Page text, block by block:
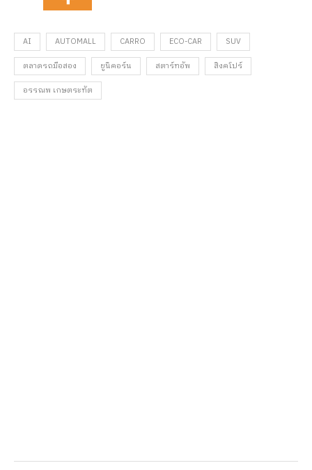
AI AUTOMALL CARRO ECO-CAR
SUV
ตลาดรถมือสอง
ยูนิคอร์น สตาร์ทอัพ
สิงคโปร์
อรรณพ เกษตระทัต